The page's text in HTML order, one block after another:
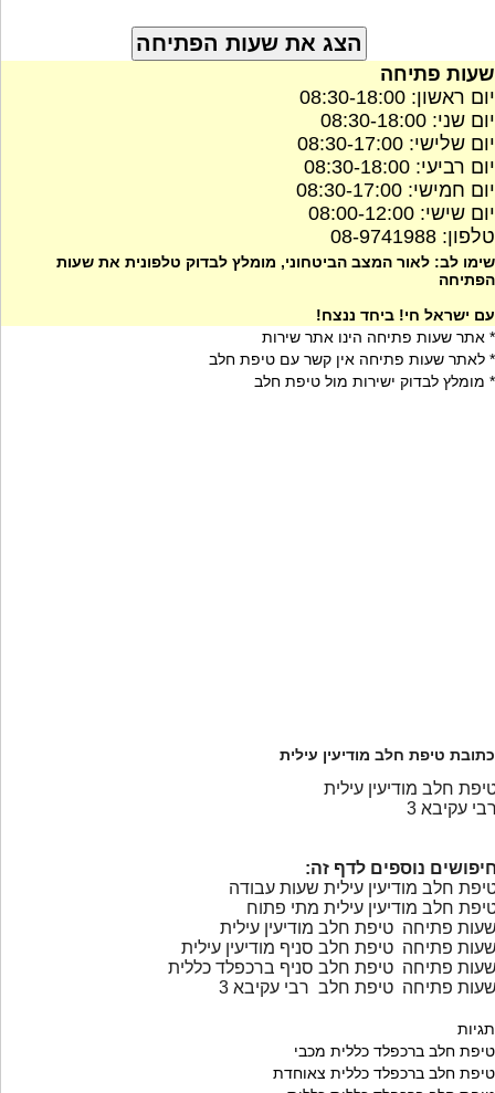
שעות פתיחה
יום ראשון: 08:30-18:00
יום שני: 08:30-18:00
יום שלישי: 08:30-17:00
יום רביעי: 08:30-18:00
יום חמישי: 08:30-17:00
יום שישי: 08:00-12:00
טלפון: 08-9741988
שימו לב: לאור המצב הביטחוני, מומלץ לבדוק טלפונית את שעות
הפתיחה
עם ישראל חי! ביחד ננצח!
* אתר שעות פתיחה הינו אתר שירות
* לאתר שעות פתיחה אין קשר עם טיפת חלב
* מומלץ לבדוק ישירות מול טיפת חלב
כתובת טיפת חלב מודיעין עילית
חלב מודיעין עילית
עקיבא 3
נוספים לדף זה:
חלב מודיעין עילית שעות עבודה
חלב מודיעין עילית מתי פתוח
פתיחה טיפת חלב מודיעין עילית
פתיחה טיפת חלב סניף מודיעין עילית
פתיחה טיפת חלב סניף ברכפלד כללית
פתיחה טיפת חלב רבי עקיבא 3
תגיות
טיפת חלב ברכפלד כללית מכבי
טיפת חלב ברכפלד כללית צאוחדת